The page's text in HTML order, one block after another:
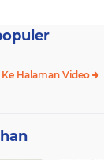
Ke Halaman Video